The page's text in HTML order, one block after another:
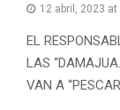
12 abril, 2023 at
EL
LAS
VAN A